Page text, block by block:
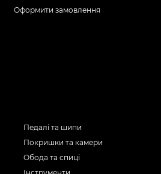
Оформити замовлення
Педалі та шипи
Покришки та камери
Обода та спиці